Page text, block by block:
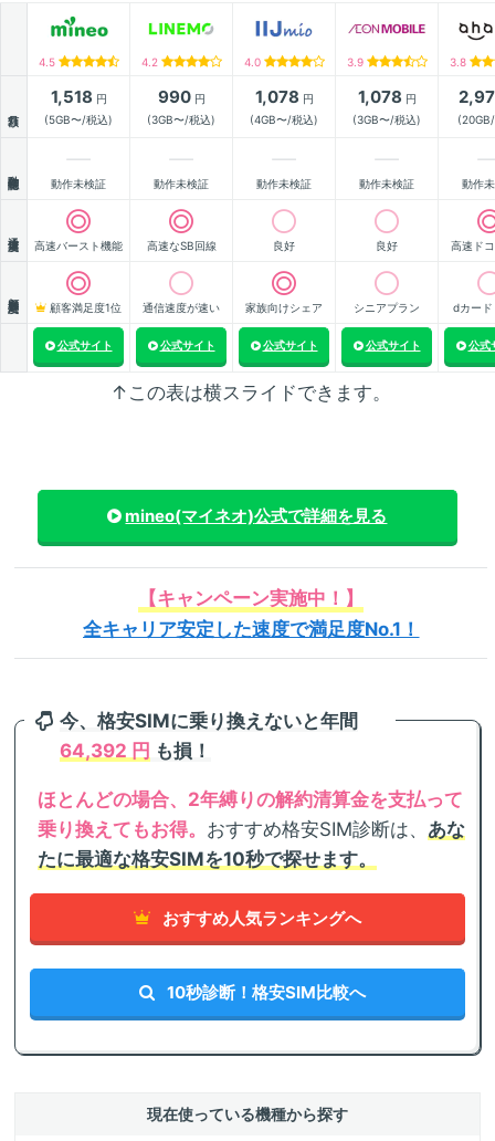
4.5 4.2 4.0 3.9 3.8
1,518 円
(5GB〜/税込)
990円
(3GB〜/税込)
1,078 円
(4GB〜/税込)
1,078 円
(3GB〜/税込)
動作未検証 動作未検証 動作未検証 動作未検証 動作
高速バースト機能 高速なSB回線 良好 良好 高速ド
顧客満足度1位 通信速度が速い 家族向けシェア シニアプラン dカード
公式サイト 公式サイト 公式サイト 公式サイト 公式
↑この表は横スライドできます。
mineo(マイネオ)公式で詳細を見る
【キャンペーン実施中！】
全キャリア安定した速度で満足度No.1！
今、格安SIMに乗り換えないと年間
64,392 円 も損！
ほとんどの場合、2年縛りの解約清算金を支払って
乗り換えてもお得。 おすすめ格安SIM診断は、 あな
たに最適な格安SIMを10秒で探せます。
おすすめ人気ランキングへ
10秒診断！格安SIM比較へ
現在使っている機種から探す